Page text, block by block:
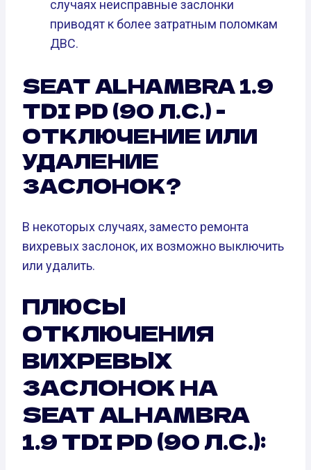
случаях неисправные заслонки
приводят к более затратным поломкам
ДВС.
SEAT ALHAMBRA 1.9
TDI PD (90 Л.С.) -
ОТКЛЮЧЕНИЕ ИЛИ
УДАЛЕНИЕ
ЗАСЛОНОК?
В некоторых случаях, заместо ремонта
вихревых заслонок, их возможно выключить
или удалить.
ПЛЮСЫ
ОТКЛЮЧЕНИЯ
ВИХРЕВЫХ
ЗАСЛОНОК НА
SEAT ALHAMBRA
1.9 TDI PD (90 Л.С.):